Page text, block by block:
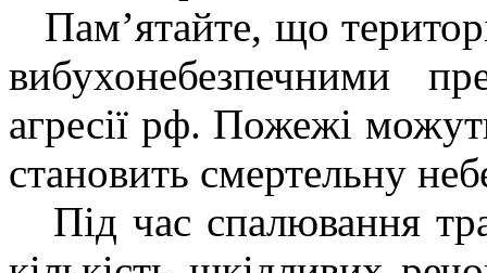
Пам’ятайте, що
вибухонебезпечними
агресії рф. Пожежі
становить смертельну
Під час спалювання